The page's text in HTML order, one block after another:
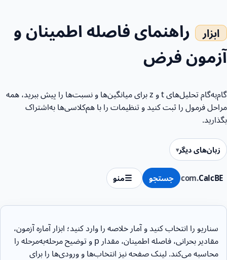
CalcBE
.com جستجو منو
راهنمای فاصله اطمینان و
آزمون فرض
گام‌به‌گام تحلیل‌های t و z برای میانگین‌ها و نسبت‌ها را پیش ببرید، همه
مراحل فرمول را ثبت کنید و تنظیمات را با هم‌کلاسی‌ها به‌اشتراک
بگذارید.
زبان‌های دیگر
سناریو را انتخاب کنید و آمار خلاصه را وارد کنید؛ ابزار آماره آزمون،
مقادیر بحرانی، فاصله اطمینان، مقدار p و توضیح مرحله‌به‌مرحله را
محاسبه می‌کند. لینک صفحه نیز انتخاب‌ها و ورودی‌ها را برای